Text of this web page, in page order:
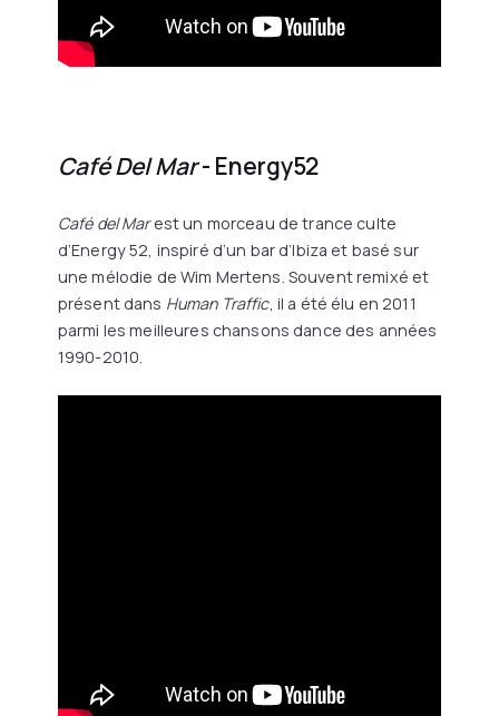
Café Del Mar- Energy52
Café del Marest un morceau de trance culte
d’Energy 52, inspiré d’un bar d’Ibiza et basé sur
une mélodie de Wim Mertens. Souvent remixé et
présent dans Human Traffic, il a été élu en 2011
parmi les meilleures chansons dance des années
1990-2010.